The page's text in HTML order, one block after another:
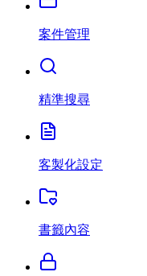
案件管理
精準搜尋
客製化設定
書籤內容